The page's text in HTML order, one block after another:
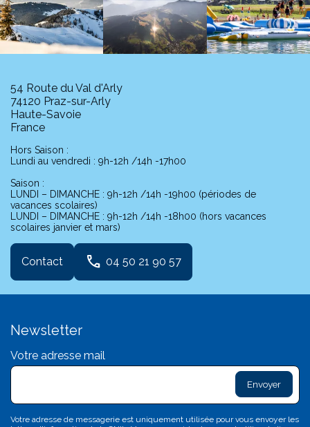
54 Route du Val d'Arly
74120 Praz-sur-Arly
Haute-Savoie
France
Hors Saison :
Lundi au vendredi : 9h-12h /14h -17h00
Saison :
LUNDI – DIMANCHE : 9h-12h /14h -19h00 (périodes de
vacances scolaires)
LUNDI – DIMANCHE : 9h-12h /14h -18h00 (hors vacances
scolaires janvier et mars)
Contact phone 04 50 21 90 57
Newsletter
Votre adresse mail
Votre adresse de messagerie est uniquement utilisée pour vous envoyer les